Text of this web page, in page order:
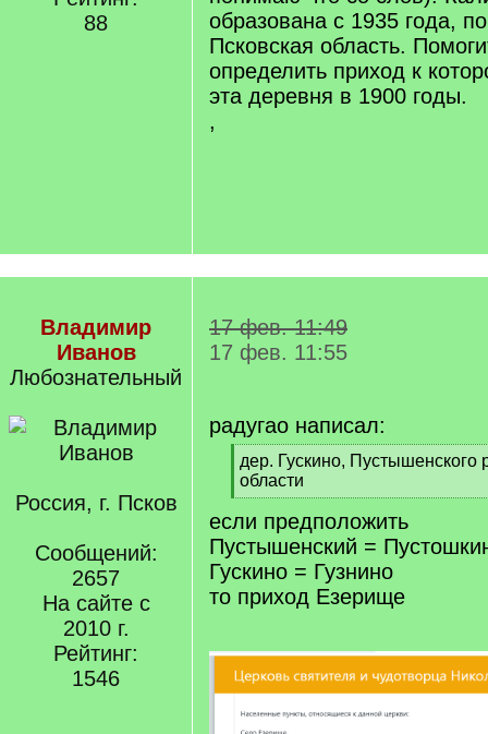
88
образована с 1935 года,
Псковская область.
определить приход к
эта деревня в 1900 годы.
,
Владимир
Иванов
Любознательный
Россия, г. Псков
Сообщений:
2657
На сайте с
2010 г.
Рейтинг:
1546
17 фев. 11:49
17 фев. 11:55
радугао написал:
[
q
]
дер. Гускино, Пустышенского
области
[
/
q
]
если предположить
Пустышенский =
Гускино = Гузнино
то приход Езерище